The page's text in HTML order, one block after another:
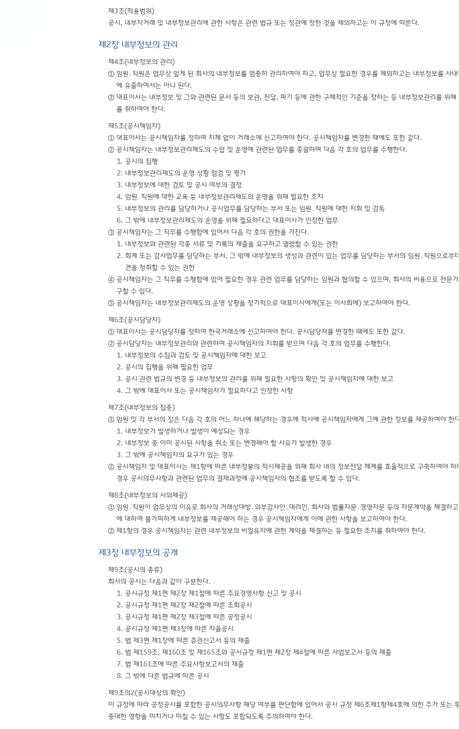
제3조(적용범위)
공시, 내부자거래 및 내부정보관리에 관한 사항은 관련 법규 또는 정관에 정한 것을 제외하고는 이 규정에 따른다.
제2장 내부정보의 관리
제4조(내부정보의 관리)
① 임원․직원은 업무상 알게 된 회사의 내부정보를 엄중히 관리하여야 하고, 업무상 필요한 경우를 제외하고는 내부정보를 사내
에 유출하여서는 아니 된다.
② 대표이사는 내부정보 및 그와 관련된 문서 등의 보관, 전달, 파기 등에 관한 구체적인 기준을 정하는 등 내부정보관리를 위해
를 취하여야 한다.
제5조(공시책임자)
① 대표이사는 공시책임자를 정하여 지체 없이 거래소에 신고하여야 한다. 공시책임자를 변경한 때에도 또한 같다.
② 공시책임자는 내부정보관리제도의 수립 및 운영에 관련된 업무를 총괄하며 다음 각 호의 업무를 수행한다.
1. 공시의 집행
2. 내부정보관리제도의 운영 상황 점검 및 평가
3. 내부정보에 대한 검토 및 공시 여부의 결정
4. 임원․직원에 대한 교육 등 내부정보관리제도의 운영을 위해 필요한 조치
5. 내부정보의 관리를 담당하거나 공시업무를 담당하는 부서 또는 임원․직원에 대한 지휘 및 감독
6. 그 밖에 내부정보관리제도의 운영을 위해 필요하다고 대표이사가 인정한 업무
③ 공시책임자는 그 직무를 수행함에 있어서 다음 각 호의 권한을 가진다.
1. 내부정보와 관련된 각종 서류 및 기록의 제출을 요구하고 열람할 수 있는 권한
2. 회계 또는 감사업무를 담당하는 부서, 그 밖에 내부정보의 생성과 관련이 있는 업무를 담당하는 부서의 임원․직원으로부
견을 청취할 수 있는 권한
④ 공시책임자는 그 직무를 수행함에 있어 필요한 경우 관련 업무를 담당하는 임원과 협의할 수 있으며, 회사의 비용으로 전문
구할 수 있다.
⑤ 공시책임자는 내부정보관리제도의 운영 상황을 정기적으로 대표이사에게(또는 이사회에) 보고하여야 한다.
제6조(공시담당자)
① 대표이사는 공시담당자를 정하여 한국거래소에 신고하여야 한다. 공시담당자를 변경한 때에도 또한 같다.
② 공시담당자는 내부정보관리와 관련하여 공시책임자의 지휘를 받으며 다음 각 호의 업무를 수행한다.
1. 내부정보의 수집과 검토 및 공시책임자에 대한 보고
2. 공시의 집행을 위해 필요한 업무
3. 공시 관련 법규의 변경 등 내부정보의 관리를 위해 필요한 사항의 확인 및 공시책임자에 대한 보고
4. 그 밖에 대표이사 또는 공시책임자가 필요하다고 인정한 사항
제7조(내부정보의 집중)
① 임원 및 각 부서의 장은 다음 각 호의 어느 하나에 해당하는 경우에 적시에 공시책임자에게 그에 관한 정보를 제공하여야 한
1. 내부정보가 발생하거나 발생이 예상되는 경우
2. 내부정보 중 이미 공시된 사항을 취소 또는 변경해야 할 사유가 발생한 경우
3. 그 밖에 공시책임자의 요구가 있는 경우
② 공시책임자 및 대표이사는 제1항에 따른 내부정봉의 적시제공을 위해 회사 내의 정보전달 체계를 효율적으로 구축하여야 하
경우 공시의무사항과 관련된 업무의 결재과정에 공시책임자의 협조를 받도록 할 수 있다.
제8조(내부정보의 사외제공)
① 임원․직원이 업무상의 이유로 회사의 거래상대방․외부감사인․대리인, 회사와 법률자문․경영자문 등의 자문계약을 체결하
에 대하여 불가피하게 내부정보를 제공해야 하는 경우 공시책임자에게 이에 관한 사항을 보고하여야 한다.
② 제1항의 경우 공시책임자는 관련 내부정보의 비밀유지에 관한 계약을 체결하는 등 필요한 조치를 취하여야 한다.
제3장 내부정보의 공개
제9조(공시의 종류)
회사의 공시는 다음과 같이 구분한다.
1. 공시규정 제1편 제2장 제1절에 따른 주요경영사항 신고 및 공시
2. 공시규정 제1편 제2장 제2절에 따른 조회공시
3. 공시규정 제1편 제2장 제3절에 따른 공정공시
4. 공시규정 제1편 제3장에 따른 자율공시
5. 법 제3편 제1장에 따른 증권신고서 등의 제출
6. 법 제159조, 제160조 및 제165조와 공시규정 제1편 제2장 제4절에 따른 사업보고서 등의 제출
7. 법 제161조에 따른 주요사항보고서의 제출
8. 그 밖에 다른 법규에 따른 공시
제9조의2(공시대상의 확인)
이 규정에 따라 공정공시를 포함한 공시의무사항 해당 여부를 판단함에 있어서 공시 규정 제6조제1항제4호에 의한 주가 또는
중대한 영향을 미치거나 미칠 수 있는 사항도 포함되도록 주의하여야 한다.